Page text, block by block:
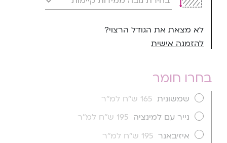
לא מצאת את הגודל הרצוי?
להזמנה אישית
בחרו חומר
שמשונית 165 ש''ח למ''ר
נייר עם למינציה 195 ש''ח למ''ר
איזיבאנר 195 ש''ח למ''ר